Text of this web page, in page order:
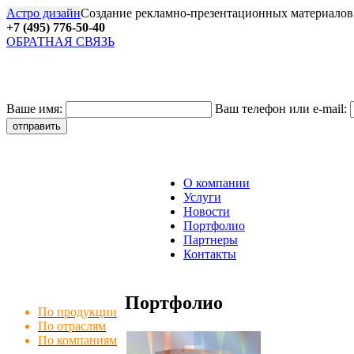
Астро дизайнСоздание рекламно-презентационных материалов
+7 (495) 776-50-40
ОБРАТНАЯ СВЯЗЬ
Ваше имя: Ваш телефон или e-mail:
О компании
Услуги
Новости
Портфолио
Партнеры
Контакты
По продукции
По отраслям
По компаниям
Портфолио